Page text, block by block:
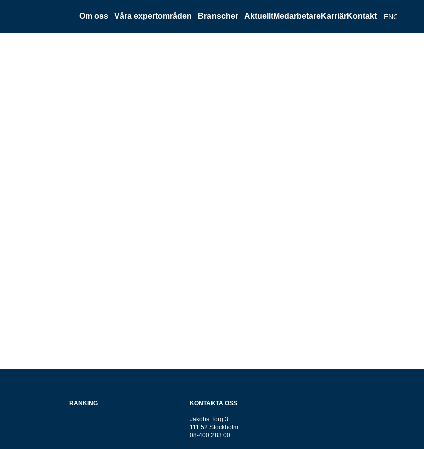
Om oss Våra expertområden Branscher AktuelltMedarbetareKarriärKontakt ENGELSKA
RANKING KONTAKTA OSS
Jakobs Torg 3
111 52 Stockholm
08-400 283 00